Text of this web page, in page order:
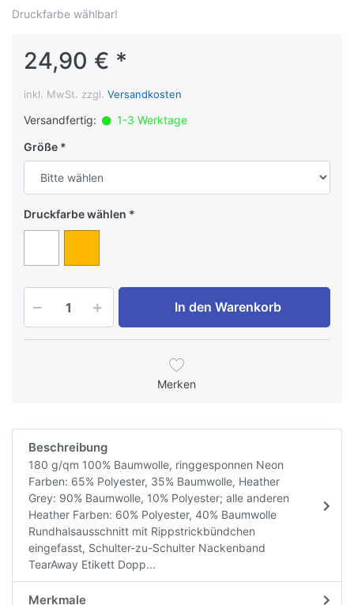
Druckfarbe wählbar!
24,90 € *
inkl. MwSt. zzgl. Versandkosten
Versandfertig:
1-3 Werktage
Größe
Druckfarbe wählen
In den Warenkorb
Merken
Beschreibung
180 g/qm 100% Baumwolle, ringgesponnen Neon
Farben: 65% Polyester, 35% Baumwolle, Heather
Grey: 90% Baumwolle, 10% Polyester; alle anderen
Heather Farben: 60% Polyester, 40% Baumwolle
Rundhalsausschnitt mit Rippstrickbündchen
eingefasst, Schulter-zu-Schulter Nackenband
TearAway Etikett Dopp...
Merkmale